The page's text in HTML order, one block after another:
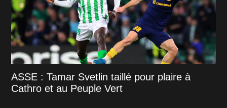
ASSE : Tamar Svetlin taillé pour plaire à
Cathro et au Peuple Vert